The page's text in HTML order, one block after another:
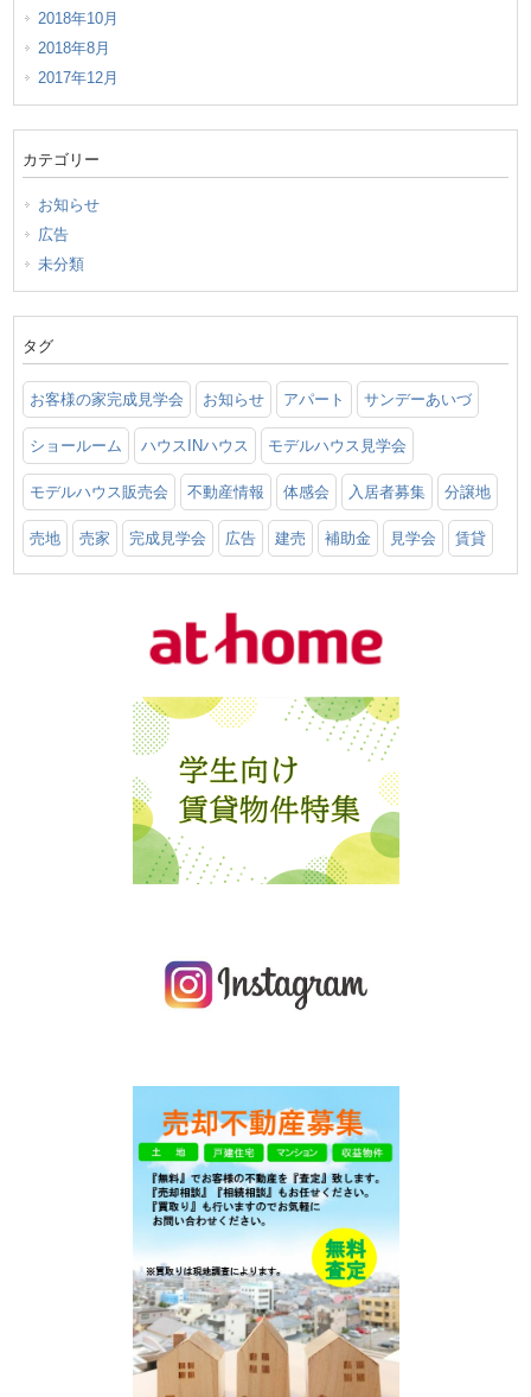
2018年10月
2018年8月
2017年12月
カテゴリー
お知らせ
広告
未分類
タグ
お客様の家完成見学会 お知らせ アパート サンデーあいづ
ショールーム ハウスINハウス モデルハウス見学会
モデルハウス販売会 不動産情報 体感会 入居者募集 分譲地
売地 売家 完成見学会 広告 建売 補助金 見学会 賃貸